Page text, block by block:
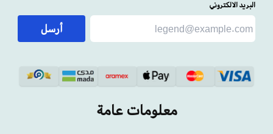
البريد الالكتروني
أرسل
معلومات عامة